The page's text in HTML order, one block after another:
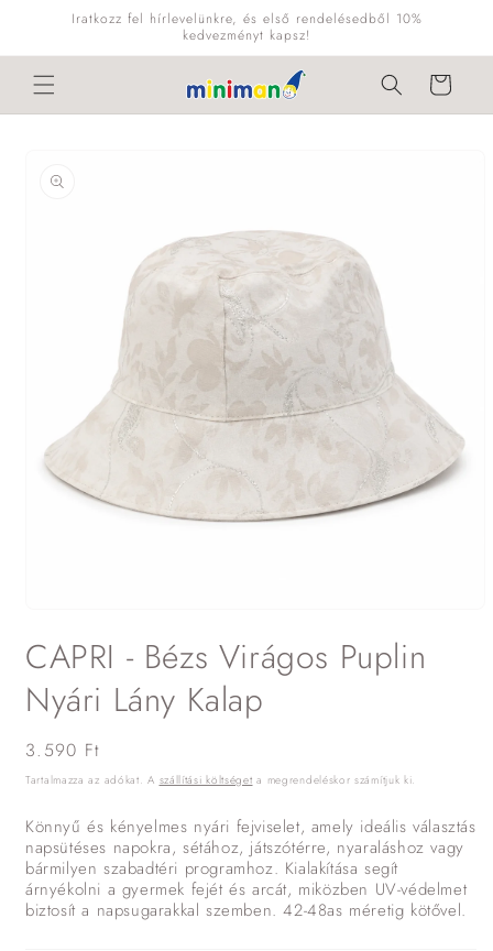
Ugrás aIratkozz fel hírlevelünkre, és első rendelésedből 10%
kedvezményt kapsz!
Kosár
ugrás a
termékadatokra
megnyitása
a
párbeszédpanelen
CAPRI - Bézs Virágos Puplin
Nyári Lány Kalap
Normál
ár
3.590 Ft
Tartalmazza az adókat. A szállítási költséget a megrendeléskor számítjuk ki.
Könnyű és kényelmes nyári fejviselet, amely ideális választás
napsütéses napokra, sétához, játszótérre, nyaraláshoz vagy
bármilyen szabadtéri programhoz. Kialakítása segít
árnyékolni a gyermek fejét és arcát, miközben UV-védelmet
biztosít a napsugarakkal szemben. 42-48as méretig kötővel.